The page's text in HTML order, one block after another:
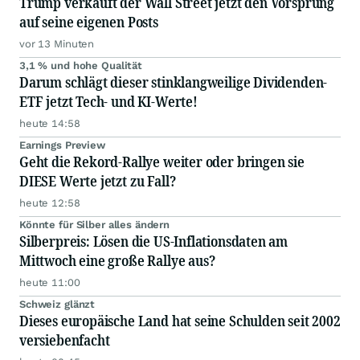
auf seine eigenen Posts
vor 13 Minuten
3,1 % und hohe Qualität
Darum schlägt dieser stinklangweilige Dividenden-
ETF jetzt Tech- und KI-Werte!
heute 14:58
Earnings Preview
Geht die Rekord-Rallye weiter oder bringen sie
DIESE Werte jetzt zu Fall?
heute 12:58
Könnte für Silber alles ändern
Silberpreis: Lösen die US-Inflationsdaten am
Mittwoch eine große Rallye aus?
heute 11:00
Schweiz glänzt
Dieses europäische Land hat seine Schulden seit 2002
versiebenfacht